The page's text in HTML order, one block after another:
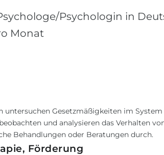
Psychologin in
Monat
untersuchen Gesetzmäßigkeiten im
und analysieren das Verhalten
Behandlungen oder Beratungen durch.
Förderung